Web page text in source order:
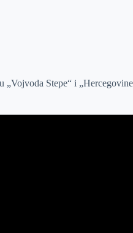
Stepe“ i